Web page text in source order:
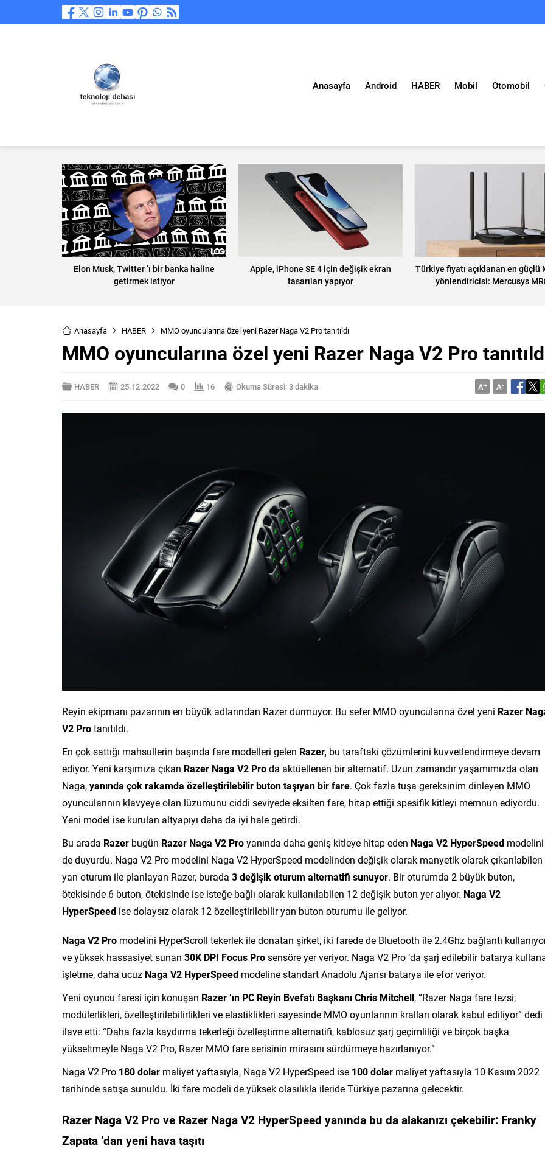
Anasayfa Android HABER Mobil Otomobil
Elon Musk, Twitter ’ı bir banka haline
getirmek istiyor
Apple, iPhone SE 4 için değişik ekran
tasarıları yapıyor
Türkiye fiyatı açıklanan en güçlü
yönlendiricisi: Mercusys
Anasayfa HABER MMO oyuncularına özel yeni Razer Naga V2 Pro tanıtıldı
MMO oyuncularına özel yeni Razer Naga V2 Pro
HABER 25.12.2022 0 16 Okuma Süresi: 3 dakika A+ A-
Reyin ekipmanı pazarının en büyük adlarından Razer durmuyor. Bu sefer MMO oyuncularına özel yeni Razer
V2 Protanıtıldı.
En çok sattığı mahsullerin başında fare modelleri gelen Razer, bu taraftaki çözümlerini kuvvetlendirmeye devam
ediyor. Yeni karşımıza çıkan Razer Naga V2 Proda aktüellenen bir alternatif. Uzun zamandır yaşamımızda olan
Naga,yanında çok rakamda özelleştirilebilir buton taşıyan bir fare. Çok fazla tuşa gereksinim dinleyen MMO
oyuncularının klavyeye olan lüzumunu ciddi seviyede eksilten fare, hitap ettiği spesifik kitleyi memnun ediyordu.
Yeni model ise kurulan altyapıyı daha da iyi hale getirdi.
Bu arada Razer bugün Razer Naga V2 Proyanında daha geniş kitleye hitap eden Naga V2 HyperSpeed modelini
de duyurdu. Naga V2 Pro modelini Naga V2 HyperSpeed modelinden değişik olarak manyetik olarak çıkarılabilen
yan oturum ile planlayan Razer, burada 3 değişik oturum alternatifi sunuyor. Bir oturumda 2 büyük buton,
ötekisinde 6 buton, ötekisinde ise isteğe bağlı olarak kullanılabilen 12 değişik buton yer alıyor. Naga V2
HyperSpeed ise dolaysız olarak 12 özelleştirilebilir yan buton oturumu ile geliyor.
Naga V2 Pro modelini HyperScroll tekerlek ile donatan şirket, iki farede de Bluetooth ile 2.4Ghz bağlantı
ve yüksek hassasiyet sunan 30K DPI Focus Prosensöre yer veriyor. Naga V2 Pro ’da şarj edilebilir batarya
işletme, daha ucuz Naga V2 HyperSpeed modeline standart Anadolu Ajansı batarya ile efor veriyor.
Yeni oyuncu faresi için konuşan Razer ’ın PC Reyin Bvefatı Başkanı Chris Mitchell, “Razer Naga fare tezsi;
modülerlikleri, özelleştirilebilirlikleri ve elastiklikleri sayesinde MMO oyunlarının kralları olarak kabul ediliyor” dedi
ilave etti: “Daha fazla kaydırma tekerleği özelleştirme alternatifi, kablosuz şarj geçimliliği ve birçok başka
yükseltmeyle Naga V2 Pro, Razer MMO fare serisinin mirasını sürdürmeye hazırlanıyor.”
Naga V2 Pro 180 dolar maliyet yaftasıyla, Naga V2 HyperSpeed ise 100 dolar maliyet yaftasıyla 10 Kasım 2022
tarihinde satışa sunuldu. İki fare modeli de yüksek olasılıkla ileride Türkiye pazarına gelecektir.
Razer Naga V2 Pro ve Razer Naga V2 HyperSpeed yanında bu da alakanızı çekebilir: Franky
Zapata ’dan yeni hava taşıtı